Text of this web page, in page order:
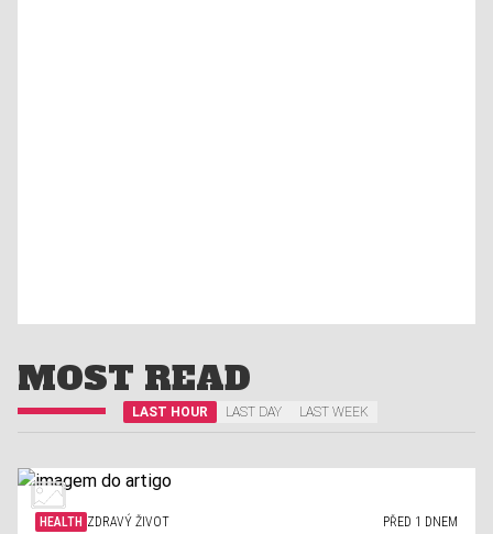
MOST READ
LAST HOUR LAST DAY LAST WEEK
HEALTH ZDRAVÝ ŽIVOT PŘED 1 DNEM